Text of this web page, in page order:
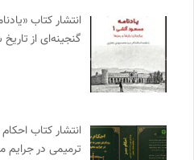
گنجینه‌ای از
انتشار کتاب
ترمیمی در